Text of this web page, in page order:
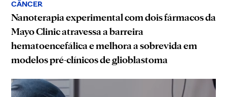
CÂNCER
Nanoterapia experimental com dois fármacos da
Mayo Clinic atravessa a barreira
hematoencefálica e melhora a sobrevida em
modelos pré-clínicos de glioblastoma